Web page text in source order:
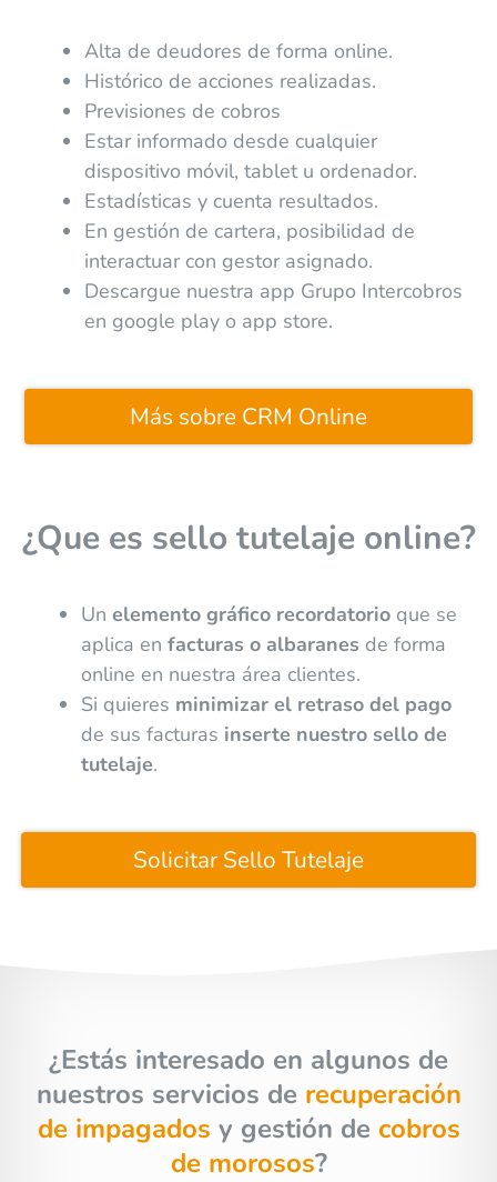
Alta de deudores de forma online.
Histórico de acciones realizadas.
Previsiones de cobros
Estar informado desde cualquier
dispositivo móvil, tablet u ordenador.
Estadísticas y cuenta resultados.
En gestión de cartera, posibilidad de
interactuar con gestor asignado.
Descargue nuestra app Grupo Intercobros
en google play o app store.
Más sobre CRM Online
¿Que es sello tutelaje online?
Un elemento gráfico recordatorioque se
aplica en facturas o albaranes de forma
online en nuestra área clientes.
Si quieres minimizar el retraso del pago
de sus facturas inserte nuestro sello de
tutelaje.
Solicitar Sello Tutelaje
¿Estás interesado en algunos de
nuestros servicios de recuperación
de impagados y gestión de cobros
de morosos?